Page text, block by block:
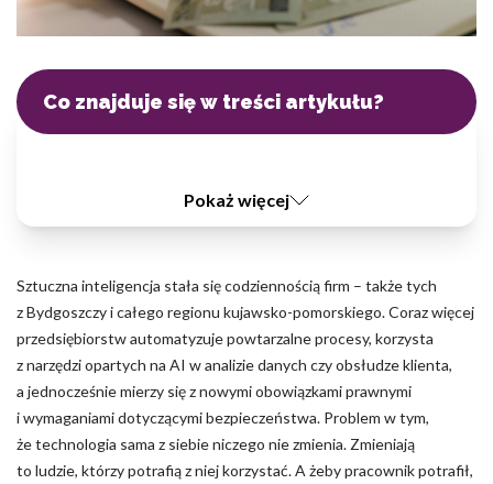
Co znajduje się w treści artykułu?
Pokaż więcej
Sztuczna inteligencja stała się codziennością firm – także tych
z Bydgoszczy i całego regionu kujawsko-pomorskiego. Coraz więcej
przedsiębiorstw automatyzuje powtarzalne procesy, korzysta
z narzędzi opartych na AI w analizie danych czy obsłudze klienta,
a jednocześnie mierzy się z nowymi obowiązkami prawnymi
i wymaganiami dotyczącymi bezpieczeństwa. Problem w tym,
że technologia sama z siebie niczego nie zmienia. Zmieniają
to ludzie, którzy potrafią z niej korzystać. A żeby pracownik potrafił,
informacji, które zmieniają wygląd lub funkcjonowanie strony, np.
Statystyka
zachowują się na stronie, gromadząc i zgłaszając anonimowe
Marketing
Marketingowe pliki cookie stosowane są w celu śledzenia
użytkowników na stronach internetowych. Celem jest wyświetlanie
reklam, które są istotne i interesujące dla poszczególnych
użytkowników i tym samym bardziej cenne dla wydawców i
reklamodawców strony trzeciej.
Nieklasyfikowane